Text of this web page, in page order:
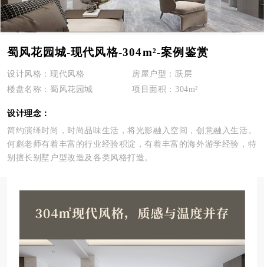
蜀风花园城-现代风格-304m²-案例鉴赏
设计风格：现代风格
房屋户型：跃层
楼盘名称：蜀风花园城
项目面积：304m²
设计理念：
简约演绎时尚，时尚品味生活，将光影融入空间，创意融入生活。
何彪老师有着丰富的行业经验积淀，有着丰富的海外游学经验，特
别擅长别墅户型改造及各类风格打造。